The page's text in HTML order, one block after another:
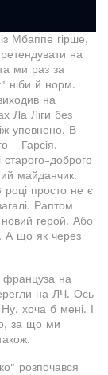
Мбаппе гірше,
на
ми раз за
ніби й норм.
на
Ла Ліги без
упевнено. В
- Гарсія.
доброго
майданчик.
просто не є
Раптом
герой. Або
А що як через
француза на
на ЛЧ. Ось
хоча б мені. І
за що ми
розпочався